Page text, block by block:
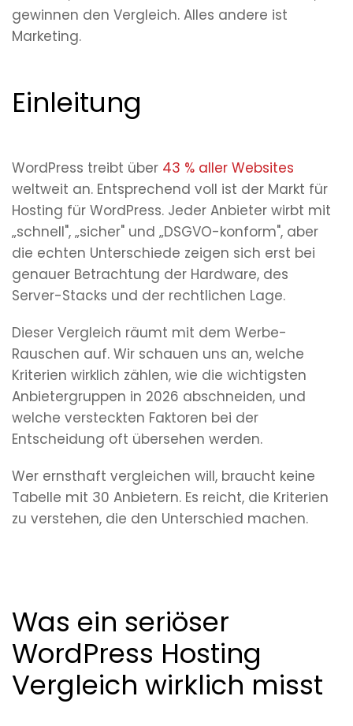
gewinnen den Vergleich. Alles andere ist
Marketing.
Einleitung
WordPress treibt über 43 % aller Websites
weltweit an. Entsprechend voll ist der Markt für
Hosting für WordPress. Jeder Anbieter wirbt mit
„schnell", „sicher" und „DSGVO-konform", aber
die echten Unterschiede zeigen sich erst bei
genauer Betrachtung der Hardware, des
Server-Stacks und der rechtlichen Lage.
Dieser Vergleich räumt mit dem Werbe-
Rauschen auf. Wir schauen uns an, welche
Kriterien wirklich zählen, wie die wichtigsten
Anbietergruppen in 2026 abschneiden, und
welche versteckten Faktoren bei der
Entscheidung oft übersehen werden.
Wer ernsthaft vergleichen will, braucht keine
Tabelle mit 30 Anbietern. Es reicht, die Kriterien
zu verstehen, die den Unterschied machen.
Was ein seriöser
WordPress Hosting
Vergleich wirklich misst